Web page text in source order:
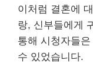
이처럼 결혼에
랑, 신부들에게
통해 시청자들
수 있었습니다.